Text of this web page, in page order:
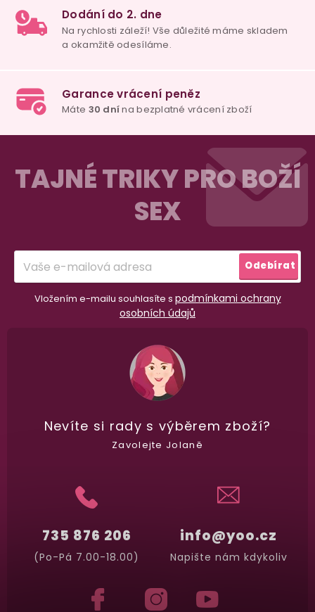
100% diskrétní balení
Nikdo nepozná, co jste si objednali. Mrkněte,
Garance vrácení peněz
na bezplatné vrácení zboží
TAJNÉ TRIKY PRO BOŽÍ
SEX
Vložením e-mailu souhlasíte s podmínkami ochrany
osobních údajů
Odebírat
info@yoo.cz
Napište nám kdykoliv
735 876 206
(Po-Pá 7.00-18.00)
Nevíte si rady s výběrem zboží?
Zavolejte Jolaně